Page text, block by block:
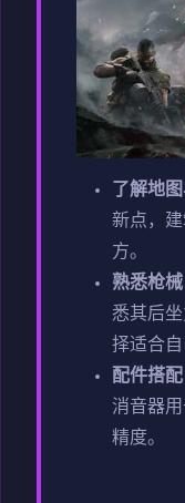
了解地
新点，
方。
熟悉枪械
悉其后
择适合自
配件搭配
消音器
精度。